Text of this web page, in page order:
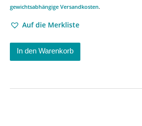
gewichtsabhängige Versandkosten.
Auf die Merkliste
In den Warenkorb